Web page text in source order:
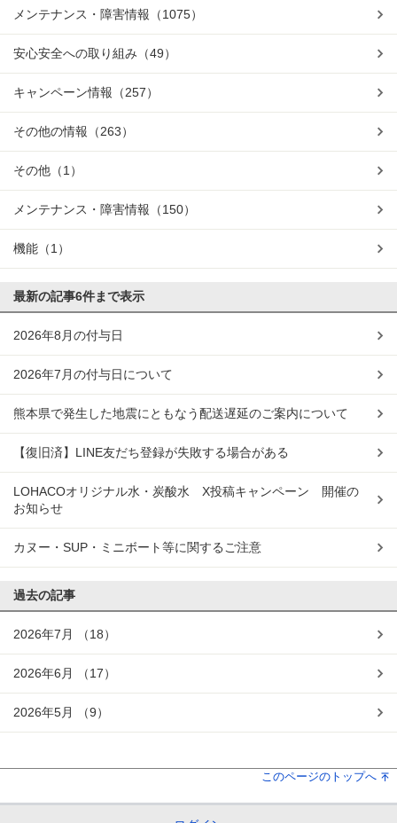
メンテナンス・障害情報 （1075）
安心安全への取り組み （49）
キャンペーン情報 （257）
その他の情報 （263）
その他 （1）
メンテナンス・障害情報 （150）
機能 （1）
最新の記事6件まで表示
2026年8月の付与日
2026年7月の付与日について
熊本県で発生した地震にともなう配送遅延のご案内について
【復旧済】LINE友だち登録が失敗する場合がある
LOHACOオリジナル水・炭酸水 X投稿キャンペーン 開催の
お知らせ
カヌー・SUP・ミニボート等に関するご注意
過去の記事
2026年7月 （18）
2026年6月 （17）
2026年5月 （9）
このページのトップへ